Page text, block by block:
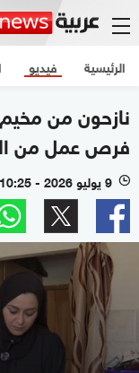
الرئيسية فيديو
نازحون من
فرص عمل من
l 9 يوليو 2026 - 10:25 بتوقيت أبوظبي